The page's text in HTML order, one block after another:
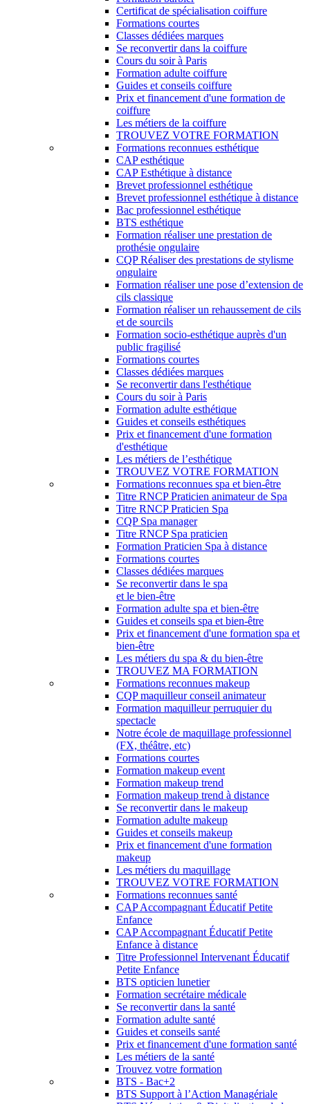
Certificat de spécialisation coiffure
Formations courtes
Classes dédiées marques
Se reconvertir dans la coiffure
Cours du soir à Paris
Formation adulte coiffure
Guides et conseils coiffure
Prix et financement d'une formation de
coiffure
Les métiers de la coiffure
TROUVEZ VOTRE FORMATION
Formations reconnues esthétique
CAP esthétique
CAP Esthétique à distance
Brevet professionnel esthétique
Brevet professionnel esthétique à distance
Bac professionnel esthétique
BTS esthétique
Formation réaliser une prestation de
prothésie ongulaire
CQP Réaliser des prestations de stylisme
ongulaire
Formation réaliser une pose d’extension de
cils classique
Formation réaliser un rehaussement de cils
et de sourcils
Formation socio-esthétique auprès d'un
public fragilisé
Formations courtes
Classes dédiées marques
Se reconvertir dans l'esthétique
Cours du soir à Paris
Formation adulte esthétique
Guides et conseils esthétiques
Prix et financement d'une formation
d'esthétique
Les métiers de l’esthétique
TROUVEZ VOTRE FORMATION
Formations reconnues spa et bien-être
Titre RNCP Praticien animateur de Spa
Titre RNCP Praticien Spa
CQP Spa manager
Titre RNCP Spa praticien
Formation Praticien Spa à distance
Formations courtes
Classes dédiées marques
Se reconvertir dans le spa
et le bien-être
Formation adulte spa et bien-être
Guides et conseils spa et bien-être
Prix et financement d'une formation spa et
bien-être
Les métiers du spa & du bien-être
TROUVEZ MA FORMATION
Formations reconnues makeup
CQP maquilleur conseil animateur
Formation maquilleur perruquier du
spectacle
Notre école de maquillage professionnel
(FX, théâtre, etc)
Formations courtes
Formation makeup event
Formation makeup trend
Formation makeup trend à distance
Se reconvertir dans le makeup
Formation adulte makeup
Guides et conseils makeup
Prix et financement d'une formation
makeup
Les métiers du maquillage
TROUVEZ VOTRE FORMATION
Formations reconnues santé
CAP Accompagnant Éducatif Petite
Enfance
CAP Accompagnant Éducatif Petite
Enfance à distance
Titre Professionnel Intervenant Éducatif
Petite Enfance
BTS opticien lunetier
Formation secrétaire médicale
Se reconvertir dans la santé
Formation adulte santé
Guides et conseils santé
Prix et financement d'une formation santé
Les métiers de la santé
Trouvez votre formation
BTS - Bac+2
BTS Support à l’Action Managériale